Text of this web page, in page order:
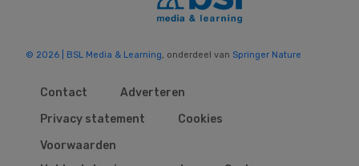
© 2026 | BSL Media & Learning, onderdeel van Springer Nature
Contact
Adverteren
Privacy statement
Cookies
Voorwaarden